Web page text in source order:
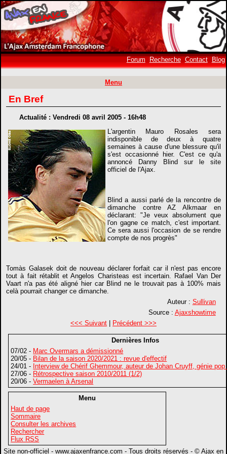
Forum Recherche Contact Blog
Menu
En Bref
Actualité : Vendredi 08 avril 2005 - 16h48
L'argentin Mauro Rosales sera
indisponible de deux à quatre
semaines à cause d'une blessure qu'il
s'est occasionné hier. C'est ce qu'a
annoncé Danny Blind sur le site
officiel de l'Ajax.
Blind a aussi parlé de la rencontre de
dimanche contre AZ Alkmaar en
déclarant: "Je veux absolument que
l'on gagne ce match, c'est important.
Ce sera aussi l'occasion de se rendre
compte de nos progrès"
Tomàs Galasek doit de nouveau déclarer forfait car il n'est pas encore
tout à fait rétablit et Angelos Charisteas est incertain. Rafael Van Der
Vaart n'a pas été aligné hier car Blind ne le trouvait pas à 100% mais
celà pourrait changer ce dimanche.
Auteur : Sullivan
Source : Ajaxshowtime
<<< Suivant| Précédent >>>
Dernières Infos
07/02 - Marc Overmars a démissionné
20/05 - Bilan de la saison 2020/2021 : revue d'effectif
24/01 - Interview de Chérif Ghemmour, auteur de Johan Cruyff, génie
27/06 - Rétrospective saison 2010/2011 (1/2)
20/06 -Vermaelen à Arsenal
Menu
Haut de page
Sommaire
Consulter les archives
Rechercher
Flux RSS
Site non-officiel - www.ajaxenfrance.com - Tous droits réservés - © Ajax en